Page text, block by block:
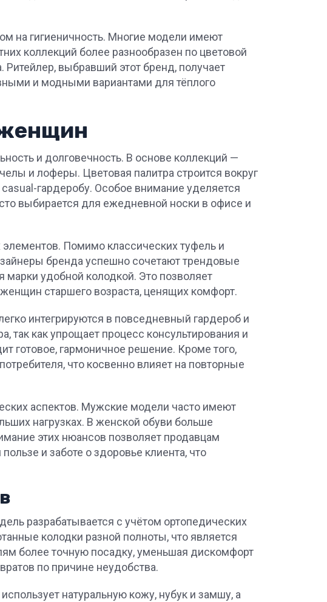
на гигиеничность. Многие модели имеют
коллекций более разнообразен по цветовой
выбравший этот бренд, получает
и модными вариантами для тёплого
и долговечность. В основе коллекций —
и лоферы. Цветовая палитра строится вокруг
гардеробу. Особое внимание уделяется
выбирается для ежедневной носки в офисе и
Помимо классических туфель и
бренда успешно сочетают трендовые
марки удобной колодкой. Это позволяет
старшего возраста, ценящих комфорт.
интегрируются в повседневный гардероб и
как упрощает процесс консультирования и
готовое, гармоничное решение. Кроме того,
что косвенно влияет на повторные
аспектов. Мужские модели часто имеют
нагрузках. В женской обуви больше
этих нюансов позволяет продавцам
и заботе о здоровье клиента, что
разрабатывается с учётом ортопедических
колодки разной полноты, что является
более точную посадку, уменьшая дискомфорт
по причине неудобства.
натуральную кожу, нубук и замшу, а